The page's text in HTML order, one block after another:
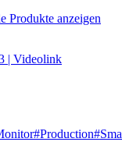
Produkte anzeigen
#Production